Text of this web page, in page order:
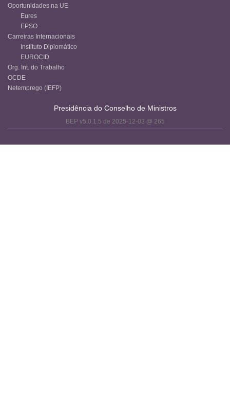
Oportunidades na UE
Eures
EPSO
Carreiras Internacionais
Instituto Diplomático
EUROCID
Org. Int. do Trabalho
OCDE
Netemprego (IEFP)
Presidência do Conselho de Ministros
BEP v5.0.1.5 de 2025-12-03 @ 265